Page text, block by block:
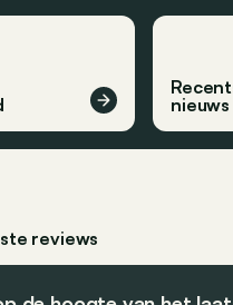
nieuws
reviews